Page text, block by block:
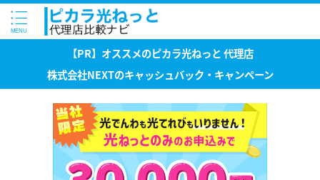
【PR】オススメのピカラ光ねっと 代理店
株式会社NEXTのキャッシュバック・キャンペーン